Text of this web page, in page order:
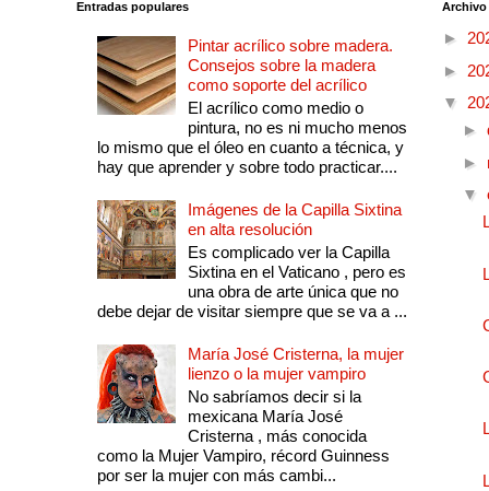
Entradas populares
Pintar acrílico sobre madera.
Consejos sobre la madera
como soporte del acrílico
El acrílico como medio o
pintura, no es ni mucho menos
lo mismo que el óleo en cuanto a técnica, y
hay que aprender y sobre todo practicar....
Imágenes de la Capilla Sixtina
en alta resolución
Es complicado ver la Capilla
Sixtina en el Vaticano , pero es
una obra de arte única que no
debe dejar de visitar siempre que se va a ...
María José Cristerna, la mujer
lienzo o la mujer vampiro
No sabríamos decir si la
mexicana María José
Cristerna , más conocida
como la Mujer Vampiro, récord Guinness
por ser la mujer con más cambi...
►
►
▼
►
►
▼